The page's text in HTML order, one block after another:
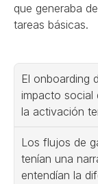
que generaba
tareas básicas.
El onboarding
impacto social
la activación
Los flujos de
tenían una
entendían la